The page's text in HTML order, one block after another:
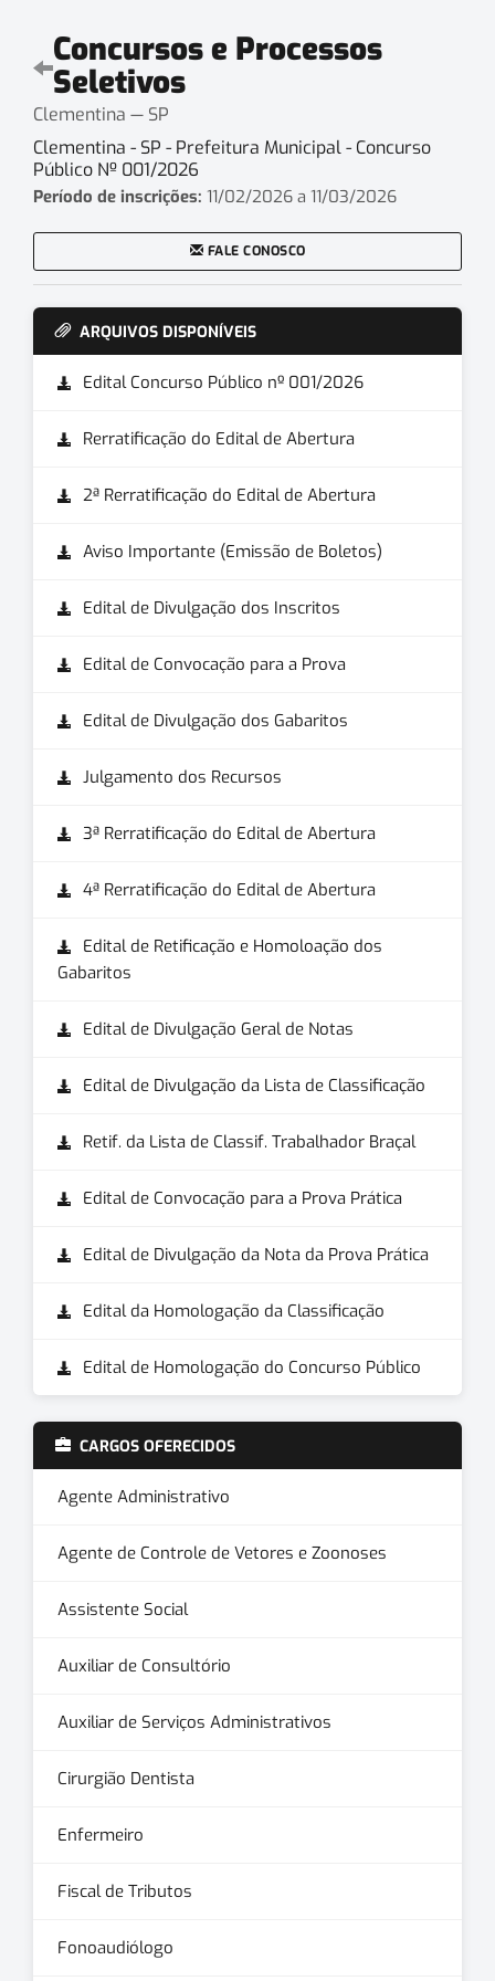
Concursos e Processos
Seletivos
Clementina — SP
Clementina - SP - Prefeitura Municipal - Concurso
Público Nº 001/2026
Período de inscrições: 11/02/2026 a 11/03/2026
FALE CONOSCO
ARQUIVOS DISPONÍVEIS
Edital Concurso Público nº 001/2026
Rerratificação do Edital de Abertura
2ª Rerratificação do Edital de Abertura
Aviso Importante (Emissão de Boletos)
Edital de Divulgação dos Inscritos
Edital de Convocação para a Prova
Edital de Divulgação dos Gabaritos
Julgamento dos Recursos
3ª Rerratificação do Edital de Abertura
4ª Rerratificação do Edital de Abertura
Edital de Retificação e Homoloação dos
Gabaritos
Edital de Divulgação Geral de Notas
Edital de Divulgação da Lista de Classificação
Retif. da Lista de Classif. Trabalhador Braçal
Edital de Convocação para a Prova Prática
Edital de Divulgação da Nota da Prova Prática
Edital da Homologação da Classificação
Edital de Homologação do Concurso Público
CARGOS OFERECIDOS
Agente Administrativo
Agente de Controle de Vetores e Zoonoses
Assistente Social
Auxiliar de Consultório
Auxiliar de Serviços Administrativos
Cirurgião Dentista
Enfermeiro
Fiscal de Tributos
Fonoaudiólogo